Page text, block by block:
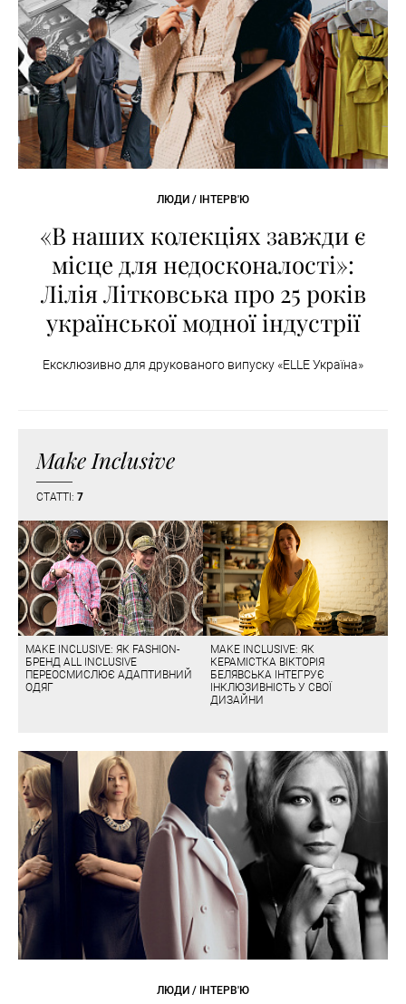
ЛЮДИ / ІНТЕРВ'Ю
«В наших колекціях завжди є
місце для недосконалості»:
Лілія Літковська про 25 років
української модної індустрії
Ексклюзивно для друкованого випуску «ELLE Україна»
Make Inclusive
СТАТТІ: 7
MAKE INCLUSIVE: ЯК FASHION-
БРЕНД ALL INCLUSIVE
ПЕРЕОСМИСЛЮЄ АДАПТИВНИЙ
ОДЯГ
MAKE INCLUSIVE: ЯК
КЕРАМІСТКА ВІКТОРІЯ
БЕЛЯВСЬКА ІНТЕГРУЄ
ІНКЛЮЗИВНІСТЬ У СВОЇ
ДИЗАЙНИ
ЛЮДИ / ІНТЕРВ'Ю